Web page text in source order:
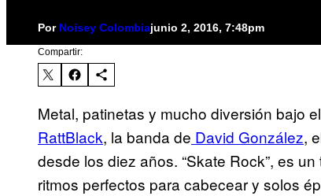
Por Noisey Colombiajunio 2, 2016, 7:48pm
Compartir:
Metal, patinetas y mucho diversión bajo
RattBlack, la banda de David González,
desde los diez años. “Skate Rock”, es
ritmos perfectos para cabecear y solos